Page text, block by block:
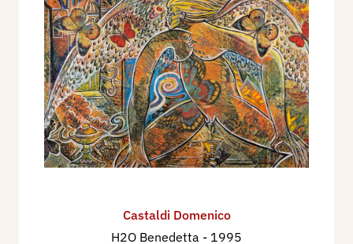
Castaldi Domenico
H2O Benedetta - 1995